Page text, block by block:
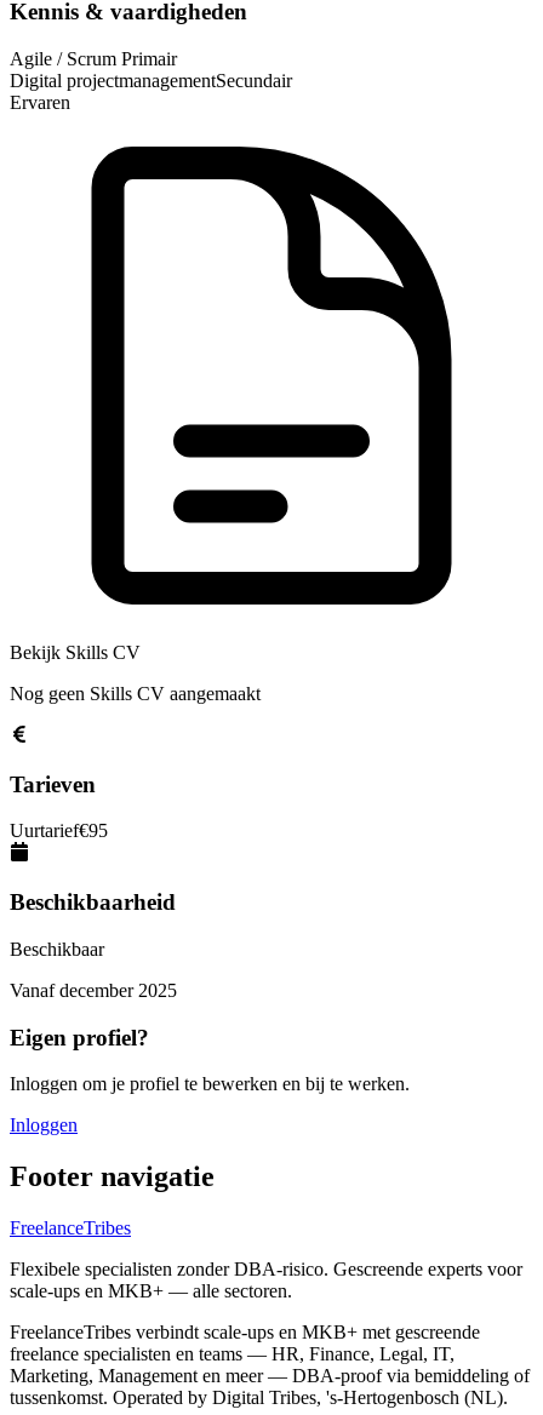
Kennis & vaardigheden
Agile / Scrum Primair
Digital projectmanagementSecundair
Ervaren
Bekijk Skills CV
Nog geen Skills CV aangemaakt
Tarieven
Uurtarief€95
Beschikbaarheid
Beschikbaar
Vanaf december 2025
Eigen profiel?
Inloggen om je profiel te bewerken en bij te werken.
Inloggen
Footer navigatie
FreelanceTribes
Flexibele specialisten zonder DBA-risico. Gescreende experts voor
scale-ups en MKB+ — alle sectoren.
FreelanceTribes verbindt scale-ups en MKB+ met gescreende
freelance specialisten en teams — HR, Finance, Legal, IT,
Marketing, Management en meer — DBA-proof via bemiddeling of
tussenkomst. Operated by Digital Tribes, 's-Hertogenbosch (NL).